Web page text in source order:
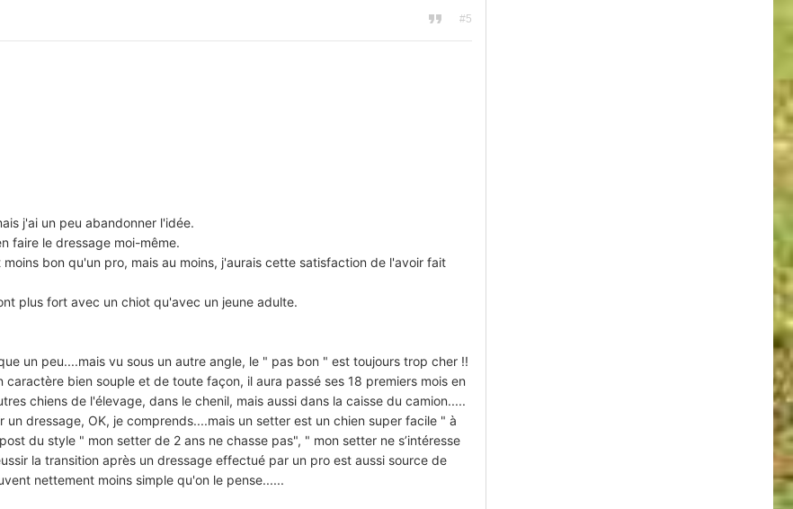
#5
j'ai un peu abandonner l'idée.
faire le dressage moi-même.
bon qu'un pro, mais au moins, j'aurais cette satisfaction de l'avoir fait
plus fort avec un chiot qu'avec un jeune adulte.
un peu....mais vu sous un autre angle, le " pas bon " est toujours trop cher !!
caractère bien souple et de toute façon, il aura passé ses 18 premiers mois en
chiens de l'élevage, dans le chenil, mais aussi dans la caisse du camion.....
un dressage, OK, je comprends....mais un setter est un chien super facile " à
du style " mon setter de 2 ans ne chasse pas", " mon setter ne s’intéresse
la transition après un dressage effectué par un pro est aussi source de
nettement moins simple qu'on le pense......